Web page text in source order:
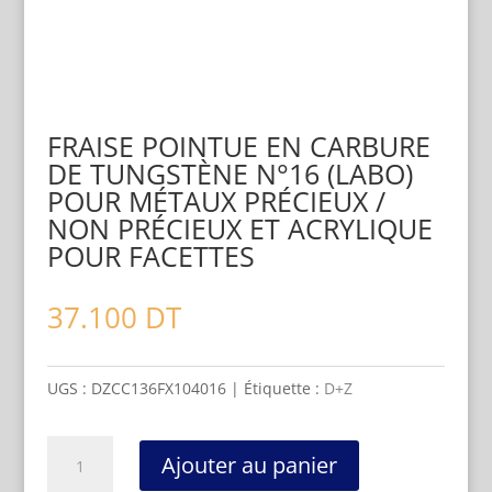
FRAISE POINTUE EN CARBURE
DE TUNGSTÈNE N°16 (LABO)
POUR MÉTAUX PRÉCIEUX /
NON PRÉCIEUX ET ACRYLIQUE
POUR FACETTES
37.100 DT
UGS : DZCC136FX104016 Étiquette : D+Z
Ajouter au panier